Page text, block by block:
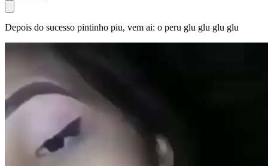
Depois do sucesso pintinho piu, vem ai: o peru glu glu glu glu